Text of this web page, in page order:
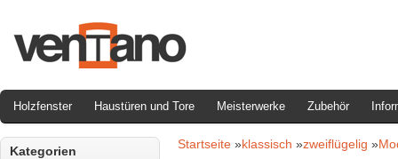
Holzfenster Haustüren und Tore Meisterwerke Zubehör
Kategorien Startseite »klassisch »zweiflügelig »